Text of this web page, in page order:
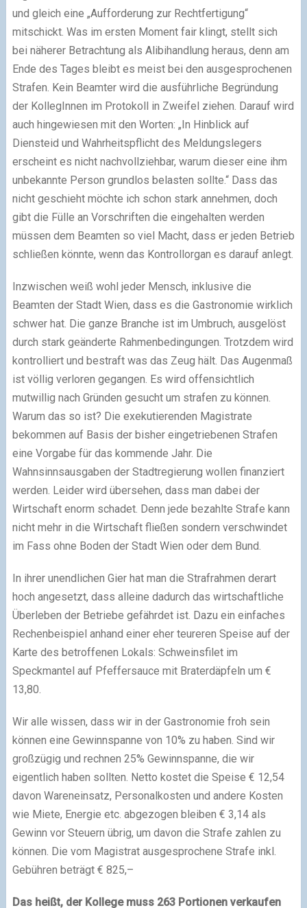
und gleich eine „Aufforderung zur Rechtfertigung“
mitschickt. Was im ersten Moment fair klingt, stellt sich
bei näherer Betrachtung als Alibihandlung heraus, denn am
Ende des Tages bleibt es meist bei den ausgesprochenen
Strafen. Kein Beamter wird die ausführliche Begründung
der KollegInnen im Protokoll in Zweifel ziehen. Darauf wird
auch hingewiesen mit den Worten: „In Hinblick auf
Diensteid und Wahrheitspflicht des Meldungslegers
erscheint es nicht nachvollziehbar, warum dieser eine ihm
unbekannte Person grundlos belasten sollte.“ Dass das
nicht geschieht möchte ich schon stark annehmen, doch
gibt die Fülle an Vorschriften die eingehalten werden
müssen dem Beamten so viel Macht, dass er jeden Betrieb
schließen könnte, wenn das Kontrollorgan es darauf anlegt.
Inzwischen weiß wohl jeder Mensch, inklusive die
Beamten der Stadt Wien, dass es die Gastronomie wirklich
schwer hat. Die ganze Branche ist im Umbruch, ausgelöst
durch stark geänderte Rahmenbedingungen. Trotzdem wird
kontrolliert und bestraft was das Zeug hält. Das Augenmaß
ist völlig verloren gegangen. Es wird offensichtlich
mutwillig nach Gründen gesucht um strafen zu können.
Warum das so ist? Die exekutierenden Magistrate
bekommen auf Basis der bisher eingetriebenen Strafen
eine Vorgabe für das kommende Jahr. Die
Wahnsinnsausgaben der Stadtregierung wollen finanziert
werden. Leider wird übersehen, dass man dabei der
Wirtschaft enorm schadet. Denn jede bezahlte Strafe kann
nicht mehr in die Wirtschaft fließen sondern verschwindet
im Fass ohne Boden der Stadt Wien oder dem Bund.
In ihrer unendlichen Gier hat man die Strafrahmen derart
hoch angesetzt, dass alleine dadurch das wirtschaftliche
Überleben der Betriebe gefährdet ist. Dazu ein einfaches
Rechenbeispiel anhand einer eher teureren Speise auf der
Karte des betroffenen Lokals: Schweinsfilet im
Speckmantel auf Pfeffersauce mit Braterdäpfeln um €
13,80.
Wir alle wissen, dass wir in der Gastronomie froh sein
können eine Gewinnspanne von 10% zu haben. Sind wir
großzügig und rechnen 25% Gewinnspanne, die wir
eigentlich haben sollten. Netto kostet die Speise € 12,54
davon Wareneinsatz, Personalkosten und andere Kosten
wie Miete, Energie etc. abgezogen bleiben € 3,14 als
Gewinn vor Steuern übrig, um davon die Strafe zahlen zu
können. Die vom Magistrat ausgesprochene Strafe inkl.
Gebühren beträgt € 825,–
Das heißt, der Kollege muss 263 Portionen verkaufen